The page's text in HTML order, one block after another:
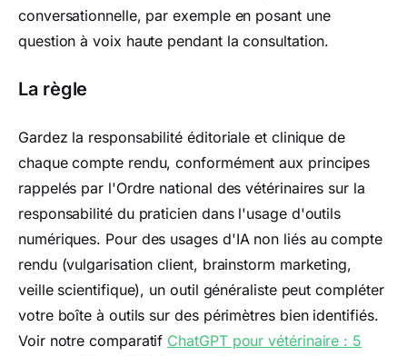
conversationnelle, par exemple en posant une
question à voix haute pendant la consultation.
La règle
Gardez la responsabilité éditoriale et clinique de
chaque compte rendu, conformément aux principes
rappelés par l'Ordre national des vétérinaires sur la
responsabilité du praticien dans l'usage d'outils
numériques. Pour des usages d'IA non liés au compte
rendu (vulgarisation client, brainstorm marketing,
veille scientifique), un outil généraliste peut compléter
votre boîte à outils sur des périmètres bien identifiés.
Voir notre comparatif ChatGPT pour vétérinaire : 5